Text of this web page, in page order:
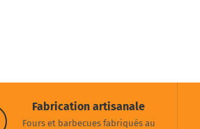
Fabrication artisanale
Fours et barbecues fabriqués au